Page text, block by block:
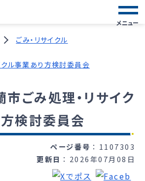
メニュー
ごみ・リサイクル
クル事業あり方検討委員会
ごみ処理・リサイク
検討委員会
ページ番号
1107303
更新日
2026年07月08日